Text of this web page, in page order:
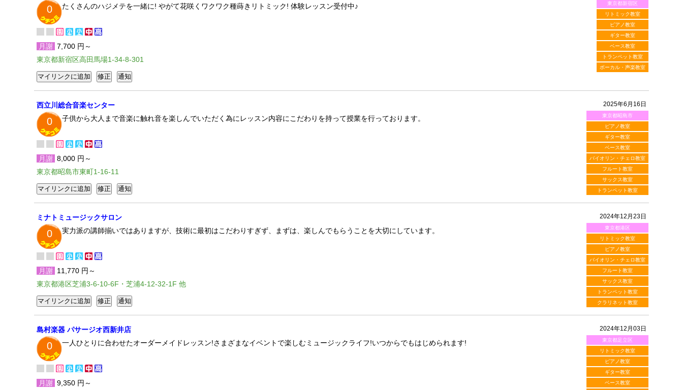
東京都新宿区
リトミック教室
ピアノ教室
ギター教室
ベース教室
トランペット教室
ボーカル・声楽教室
0 たくさんのハジメテを一緒に! やがて花咲くワクワク種蒔きリトミック! 体験レッスン受付中♪
月謝 7,700 円～
東京都新宿区高田馬場1-34-8-301
2025年6月16日
東京都昭島市
ピアノ教室
ギター教室
ベース教室
バイオリン・チェロ教室
フルート教室
サックス教室
トランペット教室
西立川総合音楽センター
0 子供から大人まで音楽に触れ音を楽しんでいただく為にレッスン内容にこだわりを持って授業を行っております。
月謝 8,000 円～
東京都昭島市東町1-16-11
2024年12月23日
東京都港区
リトミック教室
ピアノ教室
バイオリン・チェロ教室
フルート教室
サックス教室
トランペット教室
クラリネット教室
ミナトミュージックサロン
0 実力派の講師揃いではありますが、技術に最初はこだわりすぎず、まずは、楽しんでもらうことを大切にしています。
月謝 11,770 円～
東京都港区芝浦3-6-10-6F・芝浦4-12-32-1F 他
2024年12月03日
東京都足立区
リトミック教室
ピアノ教室
ギター教室
ベース教室
島村楽器 パサージオ西新井店
0 一人ひとりに合わせたオーダーメイドレッスン!さまざまなイベントで楽しむミュージックライフ!いつからでもはじめられます!
月謝 9,350 円～